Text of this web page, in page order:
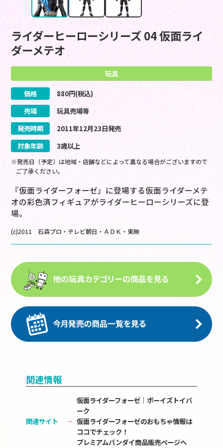
ライダーヒーローシリーズ 04 仮面ライ
ダーメテオ
玩具
価格 880円(税込)
売場
玩具売場等
発売時期
2011年12月23日発売
対象年齢
3歳以上
※発売日（予定）は地域・店舗などによって異なる場合がございますので
ご了承ください。
『仮面ライダーフォーゼ』に登場する仮面ライダーメテ
オの彩色済フィギュアがライダーヒーローシリーズに登
場。
(c)2011 石森プロ・テレビ朝日・ＡＤＫ・東映
関連情報
関連サイト
仮面ライダーフォーゼ｜ボーイズトイパ
ーク
仮面ライダーフォーゼのおもちゃ情報は
ココでチェック！
プレミアムバンダイ商品販売ページへ